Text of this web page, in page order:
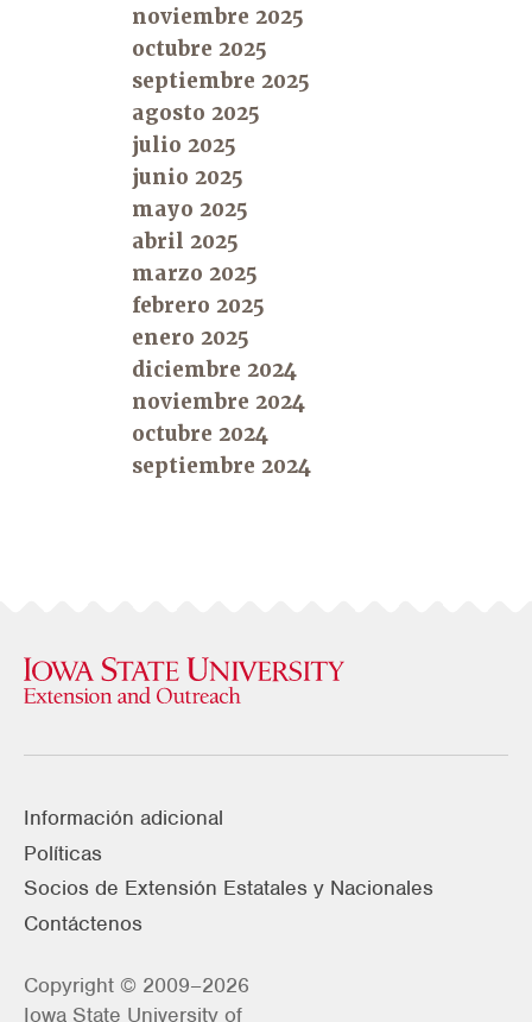
noviembre 2025
octubre 2025
septiembre 2025
agosto 2025
julio 2025
junio 2025
mayo 2025
abril 2025
marzo 2025
febrero 2025
enero 2025
diciembre 2024
noviembre 2024
octubre 2024
septiembre 2024
Información adicional
Políticas
Socios de Extensión Estatales y Nacionales
Contáctenos
Copyright © 2009–2026
Iowa State University of